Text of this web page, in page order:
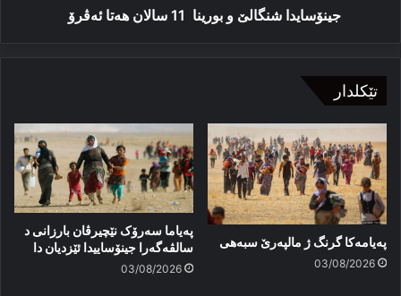
جینۆسایدا شنگالێ و بورینا 11 سالان هەتا ئەڤرۆ
تێکلدار
پەیامەكا گرنگ ژ مالپەرێ سبەهی
03/08/2026
پەیاما سەرۆک نێچیرڤان بارزانی د
سالڤەگەرا جینۆساییدا ئێزدیان دا
03/08/2026